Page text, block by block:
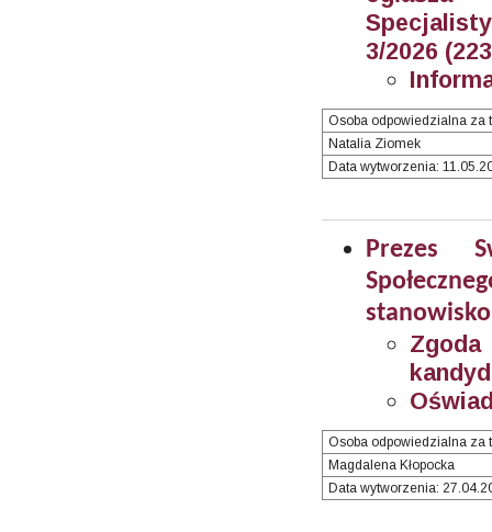
3/2026
Osoba odpowiedzialna za
Natalia Ziomek
Data wytworzenia:
Prezes
Osoba odpowiedzialna za
Magdalena Kłopocka
Data wytworzenia: